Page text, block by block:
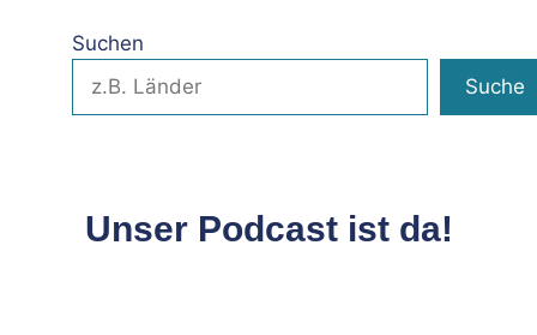
Suchen
Suche
Unser Podcast ist da!